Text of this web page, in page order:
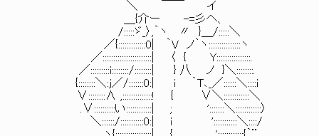
＼ ￣￣ イ
＿{介ー -=彡へ、
/:::::ゞ_〉,｀ヽ 〃 }＿/:::::＼
／{:::::::::::::0| ｀V ノ｀ヽ:::::::::::::::ヽ
／:::::::::::::::::::::::| 〈 { Y::::::::::::::::.
／:::::::::i::::::::/::::::::| } 八 ノ }＼::::::::.
{::::::::＼:j／/:::::::0:| i ｀T､_／::::::＼::::i
∨::::::::∧ ,::::::::::::::! { ∨＼::::::::::::＼
.∨::::::::::い::::::::::::| ; ':::::::＼::::::::::::〉
＼::::::/:::::::::::0:| i ':::::::::::＼::::/